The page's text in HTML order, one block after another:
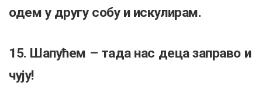
одем у другу собу и искулирам.
15. Шапућем – тада нас деца заправо и
чују!